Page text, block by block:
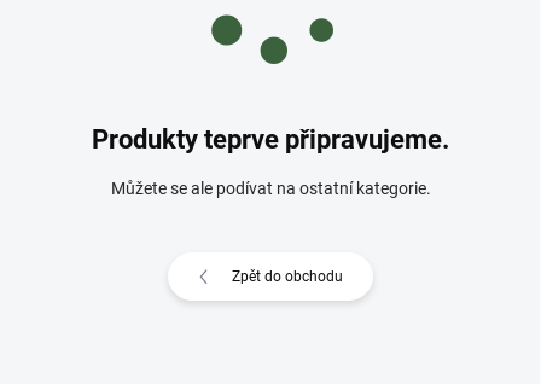
Produkty teprve připravujeme.
Můžete se ale podívat na ostatní kategorie.
Zpět do obchodu